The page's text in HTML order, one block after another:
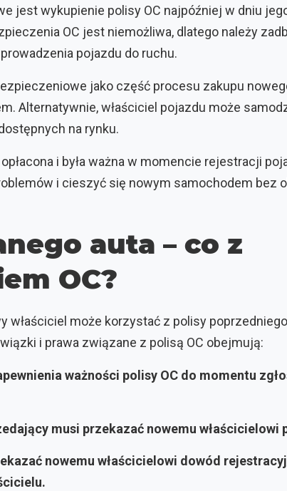
jest wykupienie polisy OC najpóźniej w dniu
OC jest niemożliwa, dlatego należy
pojazdu do ruchu.
jako część procesu zakupu
Alternatywnie, właściciel pojazdu może
na rynku.
i była ważna w momencie rejestracji
i cieszyć się nowym samochodem bez
auta – co z
OC?
właściciel może korzystać z polisy poprzedniego
i prawa związane z polisą OC obejmują:
ważności polisy OC do momentu
musi przekazać nowemu właścicielowi
nowemu właścicielowi dowód